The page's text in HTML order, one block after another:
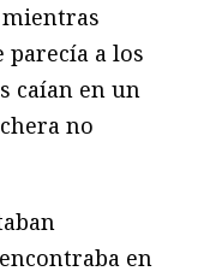
parecía a los
caían en un
no
en